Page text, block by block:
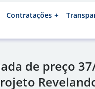
Contratações
de preço